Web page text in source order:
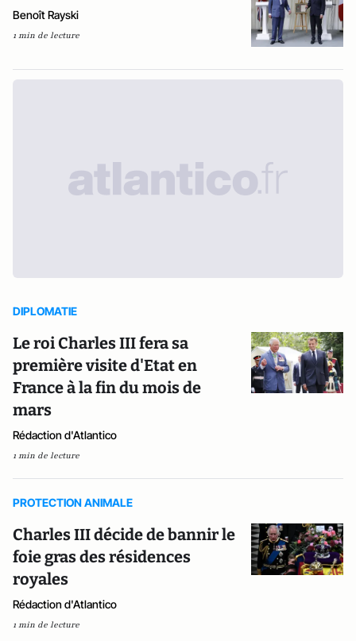
Benoît Rayski
1 min de lecture
DIPLOMATIE
Le roi Charles III fera sa
première visite d'Etat en
France à la fin du mois de
mars
Rédaction d'Atlantico
1 min de lecture
PROTECTION ANIMALE
Charles III décide de bannir le
foie gras des résidences
royales
Rédaction d'Atlantico
1 min de lecture